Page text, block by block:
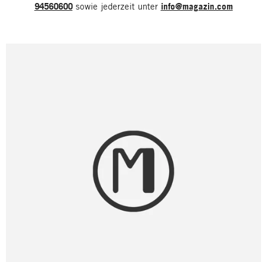
94560600sowie jederzeit unter info@magazin.com